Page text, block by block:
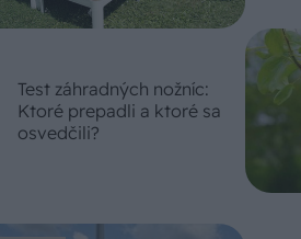
Test záhradných nožníc:
Ktoré prepadli a ktoré sa
osvedčili?